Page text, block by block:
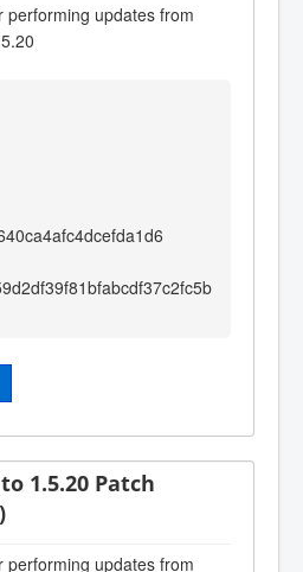
performing updates from
1.5.20 Patch
performing updates from